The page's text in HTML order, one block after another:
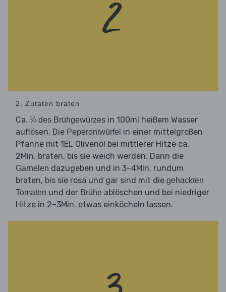
2. Zutaten braten
Ca. ¼ des Brühgewürzes in 100ml heißem Wasser
auflösen. Die Peperoniwürfel in einer mittelgroßen
Pfanne mit 1EL Olivenöl bei mittlerer Hitze ca.
2Min. braten, bis sie weich werden. Dann die
Garnelen dazugeben und in 3–4Min. rundum
braten, bis sie rosa und gar sind mit die gehackten
Tomaten und der Brühe ablöschen und bei niedriger
Hitze in 2–3Min. etwas einköcheln lassen.